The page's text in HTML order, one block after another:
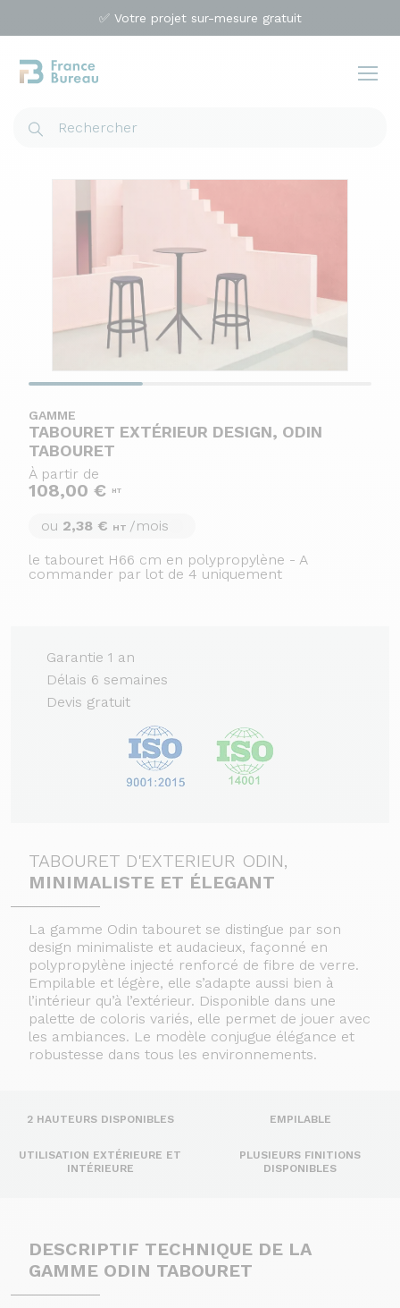
✅ Votre projet sur-mesure gratuit
GAMME
TABOURET EXTÉRIEUR DESIGN, ODIN
TABOURET
À partir de
108,00 € HT
ou 2,38 € HT /mois
le tabouret H66 cm en polypropylène - A
commander par lot de 4 uniquement
Garantie 1 an
Délais 6 semaines
Devis gratuit
TABOURET D'EXTERIEUR ODIN,
MINIMALISTE ET ÉLEGANT
La gamme Odin tabouret se distingue par son
design minimaliste et audacieux, façonné en
polypropylène injecté renforcé de fibre de verre.
Empilable et légère, elle s’adapte aussi bien à
l’intérieur qu’à l’extérieur. Disponible dans une
palette de coloris variés, elle permet de jouer avec
les ambiances. Le modèle conjugue élégance et
robustesse dans tous les environnements.
2 HAUTEURS DISPONIBLES EMPILABLE
UTILISATION EXTÉRIEURE ET
INTÉRIEURE
PLUSIEURS FINITIONS
DISPONIBLES
DESCRIPTIF TECHNIQUE DE LA
GAMME ODIN TABOURET